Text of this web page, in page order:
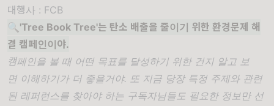
대행사 : FCB
🔍'Tree Book Tree'는 탄소 배출을 줄이기 위한 환경문제 해
결 캠페인이야.
캠페인을 볼 때 어떤 목표를 달성하기 위한 건지 알고 보
면 이해하기가 더 좋을거야. 또 지금 당장 특정 주제와 관련
된 레퍼런스를 찾아야 하는 구독자님들도 필요한 정보만 선